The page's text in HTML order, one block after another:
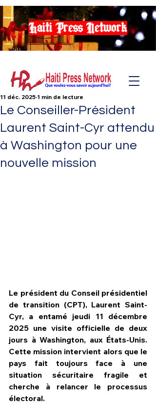
Haiti Press Network
HPN Live
Le Conseiller-Président
Laurent Saint-Cyr attendu
à Washington pour une
nouvelle mission
11 déc. 2025 1 min de lecture
Le président du Conseil présidentiel
de transition (CPT), Laurent Saint-
Cyr, a entamé jeudi 11 décembre
2025 une visite officielle de deux
jours à Washington, aux États-Unis.
Cette mission intervient alors que le
pays fait toujours face à une
situation sécuritaire fragile et
cherche à relancer le processus
électoral.